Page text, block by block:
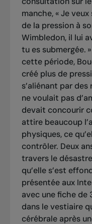
manche, « Je
de la pression à
Wimbledon, il lui
tu es submergée. »
cette période,
créé plus de
s’aliénant par
ne voulait pas
devait concourir
attire beaucoup
physiques, ce
contrôler. Deux
travers le
qu’elle s’est
présentée aux
avec une fiche de
dans le vestiaire
cérébrale après